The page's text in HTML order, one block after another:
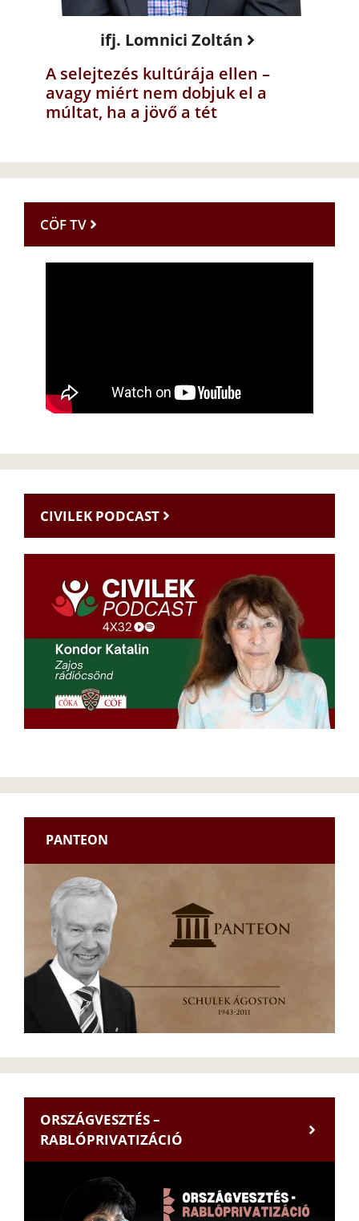
ifj. Lomnici Zoltán
A selejtezés kultúrája ellen –
avagy miért nem dobjuk el a
múltat, ha a jövő a tét
CÖF TV
CIVILEK PODCAST
PANTEON
ORSZÁGVESZTÉS –
RABLÓPRIVATIZÁCIÓ